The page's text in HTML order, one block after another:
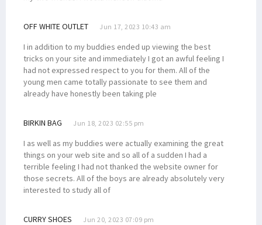
OFF WHITE OUTLET Jun 17, 2023 10:43 am
I in addition to my buddies ended up viewing the best
tricks on your site and immediately I got an awful feeling I
had not expressed respect to you for them. All of the
young men came totally passionate to see them and
already have honestly been taking ple
BIRKIN BAG Jun 18, 2023 02:55 pm
I as well as my buddies were actually examining the great
things on your web site and so all of a sudden I had a
terrible feeling I had not thanked the website owner for
those secrets. All of the boys are already absolutely very
interested to study all of
CURRY SHOES Jun 20, 2023 07:09 pm